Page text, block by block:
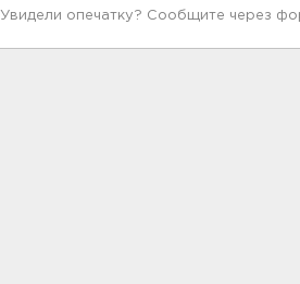
Увидели опечатку? Сообщите через